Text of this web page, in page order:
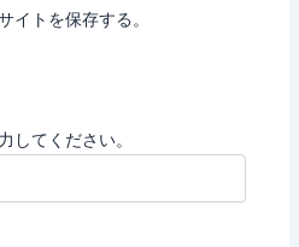
イトを保存する。
してください。